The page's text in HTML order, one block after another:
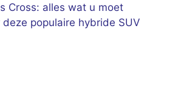
Cross: alles wat u moet
populaire hybride SUV